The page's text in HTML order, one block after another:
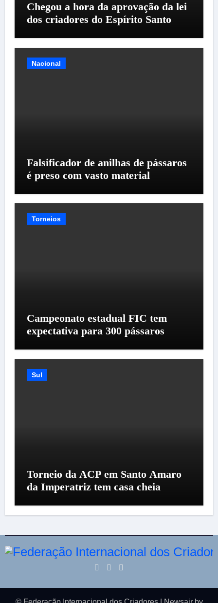
Chegou a hora da aprovação da lei
dos criadores do Espírito Santo
Nacional
Falsificador de anilhas de pássaros
é preso com vasto material
Torneios
Campeonato estadual FIC tem
expectativa para 300 pássaros
Sul
Torneio da ACP em Santo Amaro
da Imperatriz tem casa cheia